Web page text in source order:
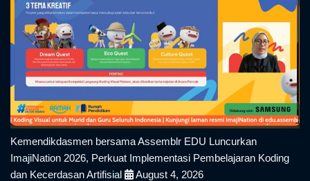
Kemendikdasmen bersama Assemblr EDU Luncurkan
ImajiNation 2026, Perkuat Implementasi Pembelajaran Koding
dan Kecerdasan Artifisial
August 4, 2026